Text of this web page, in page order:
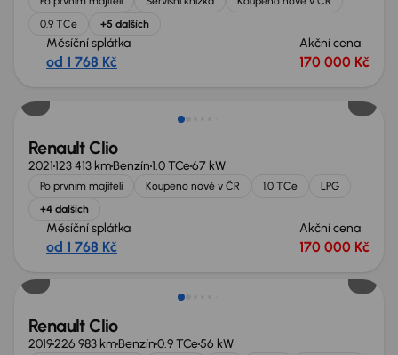
0.9 TCe
+5 dalších
Měsíční splátka
od 1 768 Kč
Akční cena
170 000 Kč
Renault Clio
2021123 413 kmBenzín1.0 TCe67 kW
Po prvním majiteli Koupeno nové v ČR 1.0 TCe
LPG
+4 dalších
Měsíční splátka
od 1 768 Kč
Akční cena
170 000 Kč
Renault Clio
2019226 983 kmBenzín0.9 TCe56 kW